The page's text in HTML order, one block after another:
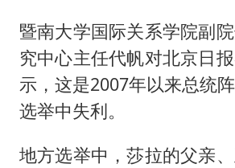
暨南大学国际关系学院副
究中心主任代帆对北京日
示，这是2007年以来总统
选举中失利。
地方选举中，莎拉的父亲